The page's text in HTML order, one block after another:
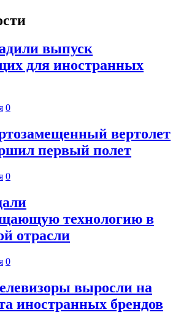
выпуск
для иностранных
0
вертолет
первый полет
0
технологию в
отрасли
0
выросли на
иностранных брендов